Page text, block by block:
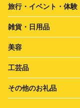
旅行・イベント・体験
雑貨・日用品
美容
工芸品
その他のお礼品